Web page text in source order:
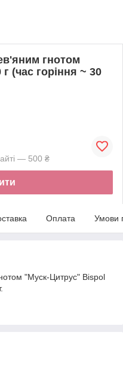
гнотом
(час горіння ~ 30
— 500 ₴
Оплата Умови
"Муск-Цитрус" Bispol